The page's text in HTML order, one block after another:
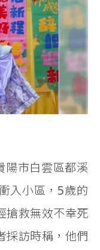
陽市白雲區都溪
入小區，5歲的
搶救無效不幸死
採訪時稱，他們